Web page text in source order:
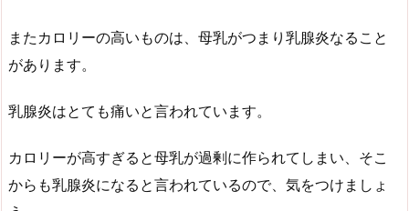
またカロリーの高いものは、母乳がつまり乳腺炎なること
があります。
乳腺炎はとても痛いと言われています。
カロリーが高すぎると母乳が過剰に作られてしまい、そこ
からも乳腺炎になると言われているので、気をつけましょ